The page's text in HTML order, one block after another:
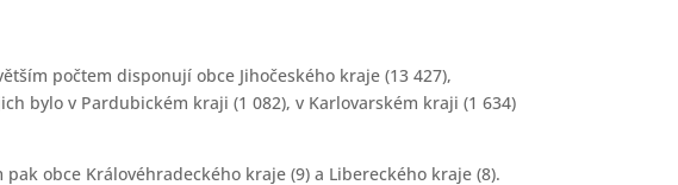
počtem disponují obce Jihočeského kraje (13 427),
bylo v Pardubickém kraji (1 082), v Karlovarském kraji (1 634)
obce Královéhradeckého kraje (9) a Libereckého kraje (8).